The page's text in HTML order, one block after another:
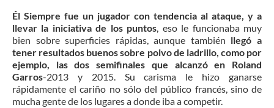
Él Siempre fue un jugador con tendencia al ataque, y a
llevar la iniciativa de los puntos, eso le funcionaba muy
bien sobre superficies rápidas, aunque también llegó a
tener resultados buenos sobre polvo de ladrillo, como por
ejemplo, las dos semifinales que alcanzó en Roland
Garros-2013 y 2015. Su carisma le hizo ganarse
rápidamente el cariño no sólo del público francés, sino de
mucha gente de los lugares a donde iba a competir.